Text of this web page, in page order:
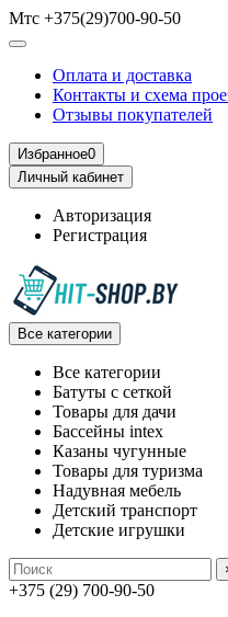
Мтс +375(29)700-90-50
Оплата и доставка
Контакты и схема
Отзывы покупателей
Избранное0
Личный кабинет
Авторизация
Регистрация
Все категории
Все категории
Батуты с сеткой
Товары для дачи
Бассейны intex
Казаны чугунные
Товары для туризма
Надувная мебель
Детский транспорт
Детские игрушки
+375 (29) 700-90-50